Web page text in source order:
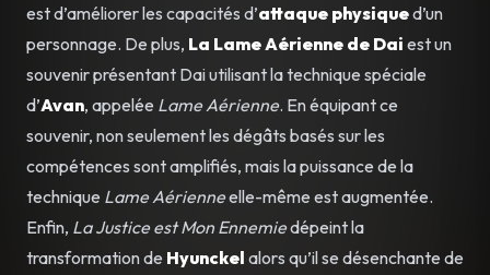
est d’améliorer les capacités d’attaque physiqued’un
personnage. De plus, La Lame Aérienne de Dai est un
souvenir présentant Dai utilisant la technique spéciale
d’Avan, appelée Lame Aérienne. En équipant ce
souvenir, non seulement les dégâts basés sur les
compétences sont amplifiés, mais la puissance de la
technique Lame Aérienneelle-même est augmentée.
Enfin, La Justice est Mon Ennemiedépeint la
transformation de Hyunckel alors qu’il se désenchante de